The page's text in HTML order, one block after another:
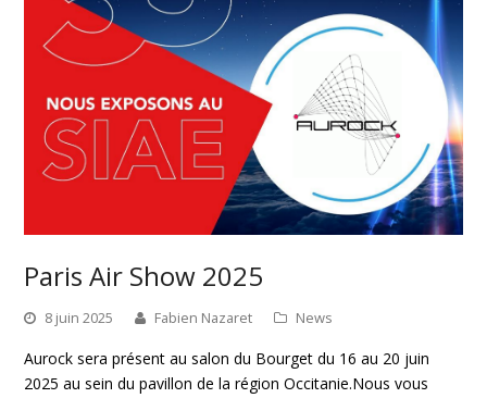
Paris Air Show 2025
8 juin 2025 Fabien Nazaret News
Aurock sera présent au salon du Bourget du 16 au 20 juin
2025 au sein du pavillon de la région Occitanie.Nous vous